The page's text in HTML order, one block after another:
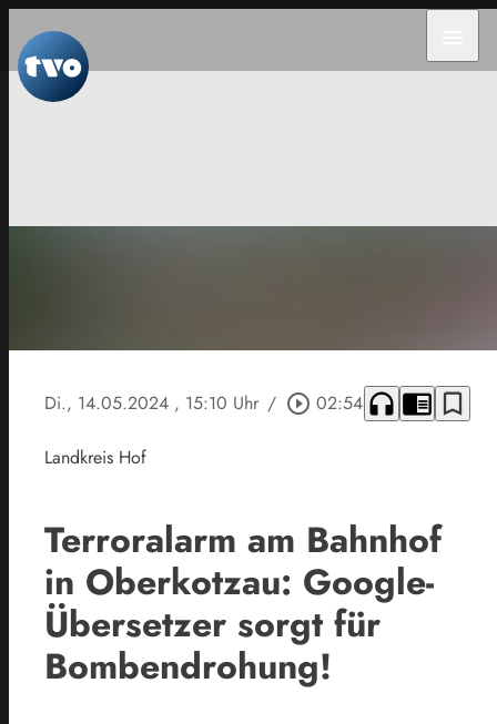
Di., 14.05.2024 , 15:10 Uhr / play_circle_outline 02:54 headphones chrome_reader_mode bookmark_border
Landkreis Hof
Terroralarm am Bahnhof
in Oberkotzau: Google-
Übersetzer sorgt für
Bombendrohung!